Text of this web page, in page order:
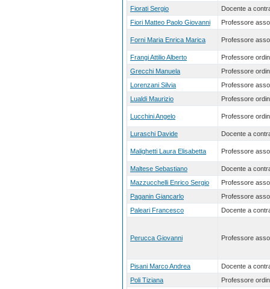
Fiorati Sergio
Docente a
Fiori Matteo Paolo Giovanni
Professore
Forni Maria Enrica Marica Professore
Frangi Attilio Alberto
Professore
Grecchi Manuela
Professore
Lorenzani Silvia
Professore
Lualdi Maurizio
Professore
Lucchini Angelo Professore
Luraschi Davide Docente a
Malighetti Laura Elisabetta Professore
Maltese Sebastiano
Docente a
Mazzucchelli Enrico Sergio
Professore
Paganin Giancarlo
Professore
Paleari Francesco
Docente a
Perucca Giovanni Professore
Pisani Marco Andrea
Docente a
Poli Tiziana
Professore